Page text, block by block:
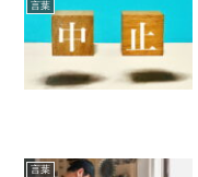
言葉
言葉